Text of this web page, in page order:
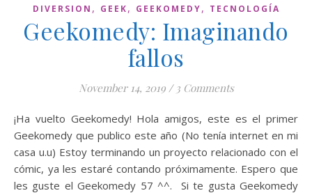
DIVERSION , GEEK, GEEKOMEDY, TECNOLOGÍA
Geekomedy: Imaginando
fallos
November 14, 2019 / 3 Comments
¡Ha vuelto Geekomedy! Hola amigos, este es el primer
Geekomedy que publico este año (No tenía internet en mi
casa u.u) Estoy terminando un proyecto relacionado con el
cómic, ya les estaré contando próximamente. Espero que
les guste el Geekomedy 57 ^^. Si te gusta Geekomedy